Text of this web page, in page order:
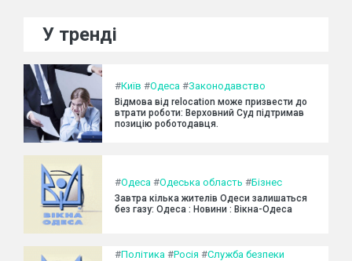
У тренді
#Київ #Одеса #Законодавство
Відмова від relocation може призвести до
втрати роботи: Верховний Суд підтримав
позицію роботодавця.
#Одеса #Одеська область #Бізнес
Завтра кілька жителів Одеси залишаться
без газу: Одеса : Новини : Вікна-Одеса
#Політика #Росія #Служба безпеки